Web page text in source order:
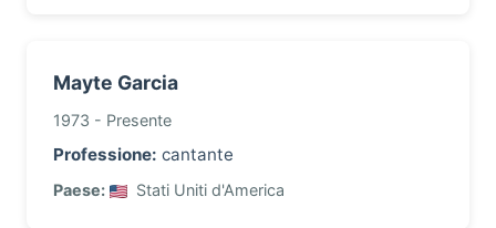
Mayte Garcia
1973 - Presente
Professione: cantante
Paese: Stati Uniti d'America